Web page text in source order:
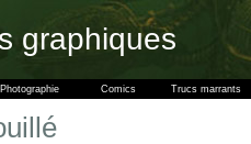
graphiques
Photographie Comics Trucs marrants